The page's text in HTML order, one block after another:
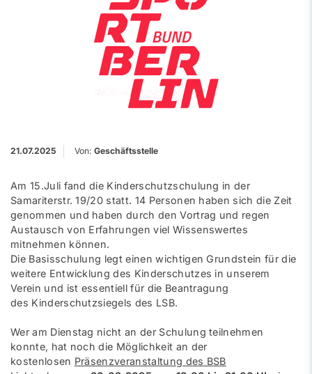
21.07.2025 Von: Geschäftsstelle
Am 15.Juli fand die Kinderschutzschulung in der
Samariterstr. 19/20 statt. 14 Personen haben sich die Zeit
genommen und haben durch den Vortrag und regen
Austausch von Erfahrungen viel Wissenswertes
mitnehmen können.
Die Basisschulung legt einen wichtigen Grundstein für die
weitere Entwicklung des Kinderschutzes in unserem
Verein und ist essentiell für die Beantragung
des Kinderschutzsiegels des LSB.
Wer am Dienstag nicht an der Schulung teilnehmen
konnte, hat noch die Möglichkeit an der
kostenlosen Präsenzveranstaltung des BSB